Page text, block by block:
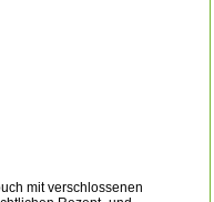
mit verschlossenen